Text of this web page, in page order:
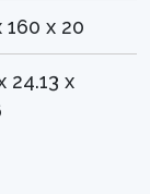
160 x 20
24.13 x